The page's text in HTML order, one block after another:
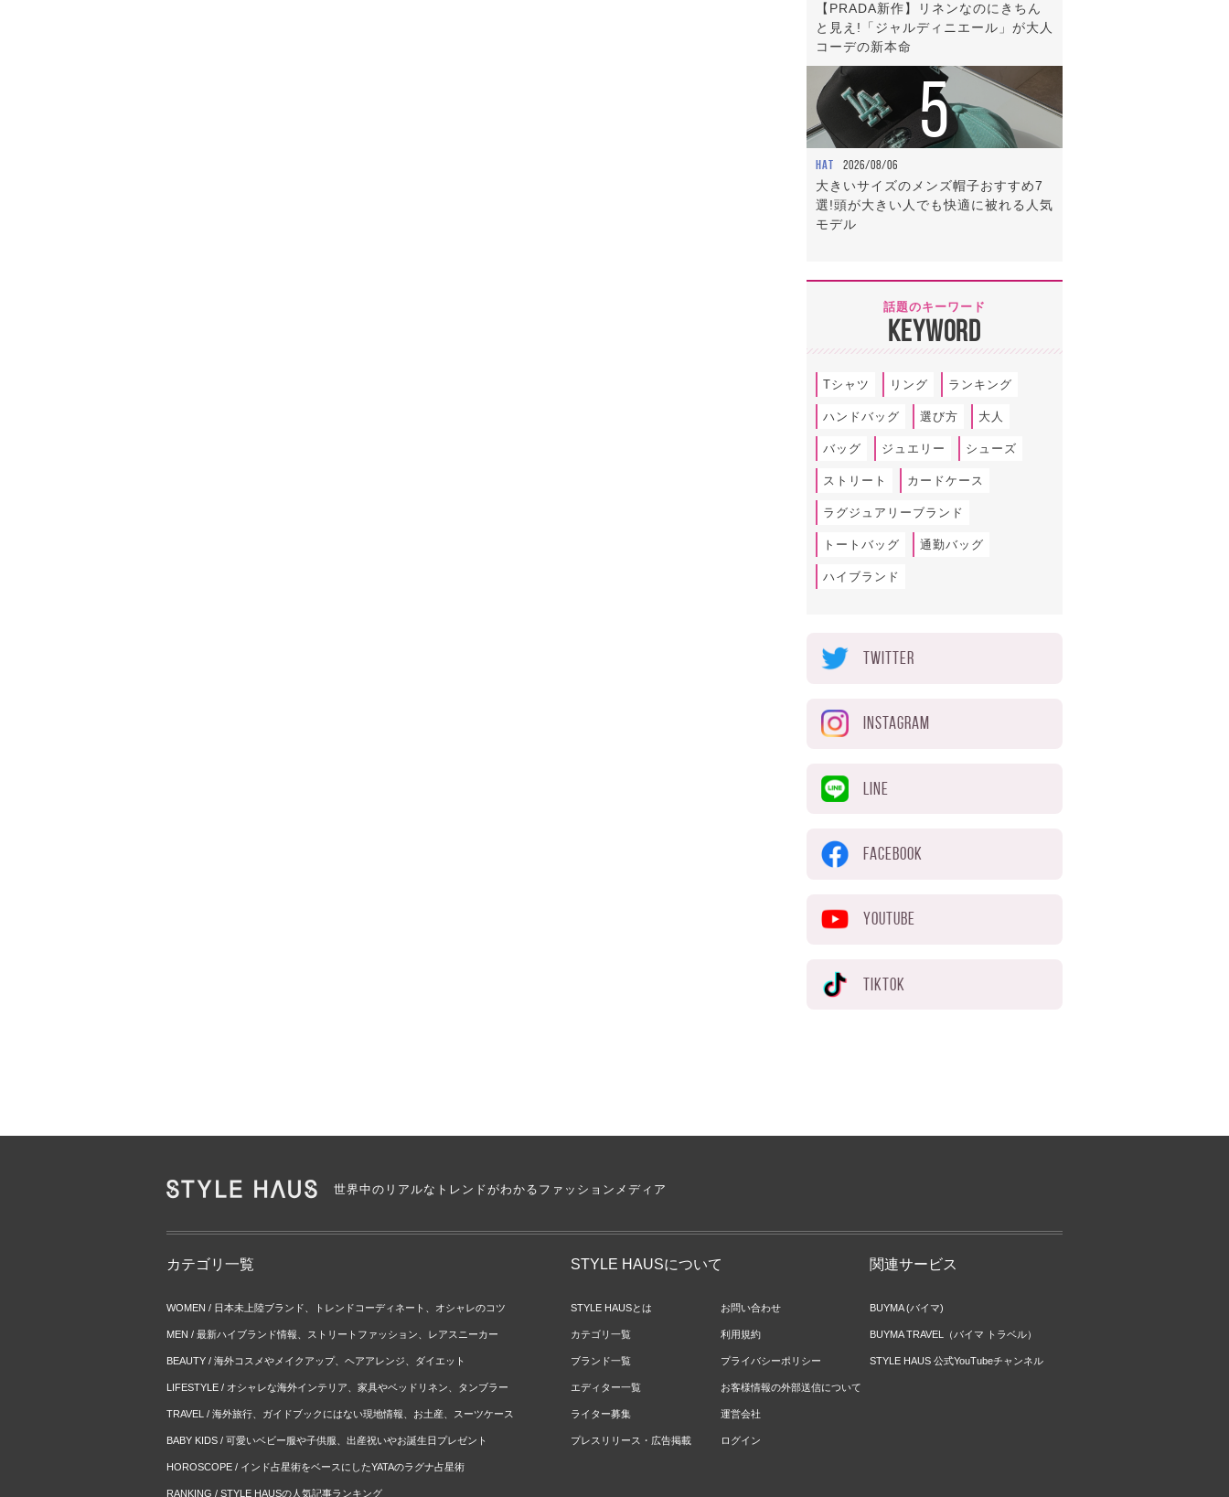
【PRADA新作】リネンなのにきちん
と見え!「ジャルディニエール」が大人
コーデの新本命
5
HAT 2026/08/06
大きいサイズのメンズ帽子おすすめ7
選!頭が大きい人でも快適に被れる人気
モデル
話題のキーワード
KEYWORD
Tシャツ リング ランキング
ハンドバッグ 選び方 大人
バッグ ジュエリー シューズ
ストリート カードケース
ラグジュアリーブランド
トートバッグ 通勤バッグ
ハイブランド
TWITTER
INSTAGRAM
LINE
FACEBOOK
YOUTUBE
TIKTOK
世界中のリアルなトレンドがわかるファッションメディア
カテゴリ一覧
WOMEN / 日本未上陸ブランド、トレンドコーディネート、オシャレのコツ
MEN / 最新ハイブランド情報、ストリートファッション、レアスニーカー
BEAUTY / 海外コスメやメイクアップ、ヘアアレンジ、ダイエット
LIFESTYLE / オシャレな海外インテリア、家具やベッドリネン、タンブラー
TRAVEL / 海外旅行、ガイドブックにはない現地情報、お土産、スーツケース
BABY KIDS / 可愛いベビー服や子供服、出産祝いやお誕生日プレゼント
HOROSCOPE / インド占星術をベースにしたYATAのラグナ占星術
RANKING / STYLE HAUSの人気記事ランキング
STYLE HAUSについて
STYLE HAUSとは
カテゴリ一覧
ブランド一覧
エディター一覧
ライター募集
プレスリリース・広告掲載
お問い合わせ
利用規約
プライバシーポリシー
お客様情報の外部送信について
運営会社
ログイン
関連サービス
BUYMA (バイマ)
BUYMA TRAVEL（バイマ トラベル）
STYLE HAUS 公式YouTubeチャンネル